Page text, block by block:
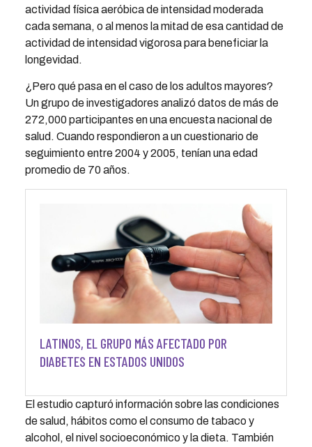
actividad física aeróbica de intensidad moderada
cada semana, o al menos la mitad de esa cantidad de
actividad de intensidad vigorosa para beneficiar la
longevidad.
¿Pero qué pasa en el caso de los adultos mayores?
Un grupo de investigadores analizó datos de más de
272,000 participantes en una encuesta nacional de
salud. Cuando respondieron a un cuestionario de
seguimiento entre 2004 y 2005, tenían una edad
promedio de 70 años.
LATINOS, EL GRUPO MÁS AFECTADO POR
DIABETES EN ESTADOS UNIDOS
El estudio capturó información sobre las condiciones
de salud, hábitos como el consumo de tabaco y
alcohol, el nivel socioeconómico y la dieta. También